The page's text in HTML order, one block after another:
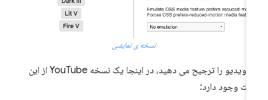
نسخه ی نمایشی
اگر ویدیو را ترجیح می دهید، در اینجا یک نسخه YouTube از این
وجود دارد: